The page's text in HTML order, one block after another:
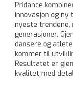
Pridance
innovasjon og ny
nyeste
generasjoner.
dansere og
kommer til
Resultatet er
kvalitet med